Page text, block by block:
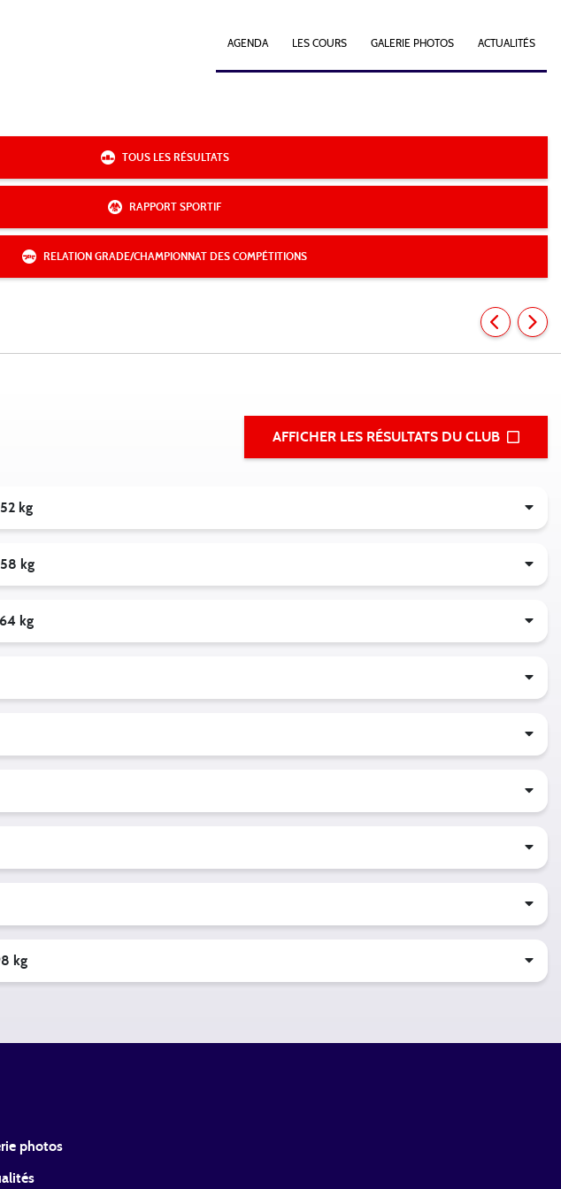
AGENDA LES COURS GALERIE PHOTOS ACTUALITÉS
TOUS LES RÉSULTATS
RAPPORT SPORTIF
RELATION GRADE/CHAMPIONNAT DES COMPÉTITIONS
AFFICHER LES RÉSULTATS DU CLUB
kg
kg
kg
kg
photos